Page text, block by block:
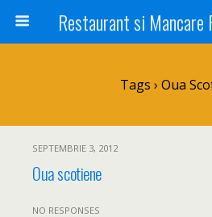
Tags › Oua
SEPTEMBRIE 3, 2012
Oua scotiene
NO RESPONSES